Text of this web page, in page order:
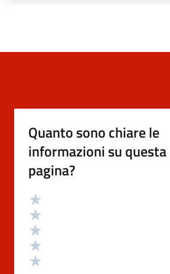
Quanto sono chiare le
informazioni su questa
pagina?
Valutazione